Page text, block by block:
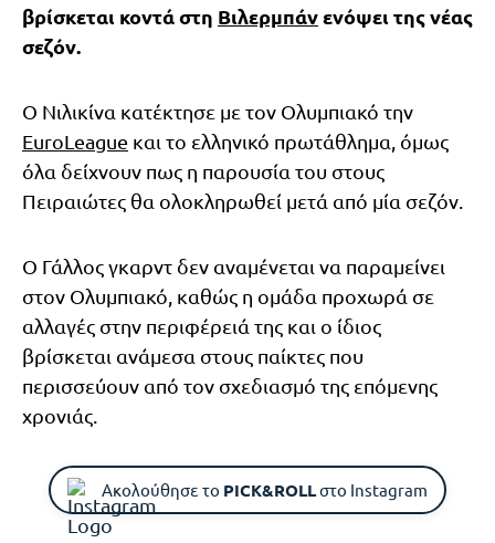
βρίσκεται κοντά στη Βιλερμπάνενόψει της νέας
σεζόν.
Ο Νιλικίνα κατέκτησε με τον Ολυμπιακό την
EuroLeague και το ελληνικό πρωτάθλημα, όμως
όλα δείχνουν πως η παρουσία του στους
Πειραιώτες θα ολοκληρωθεί μετά από μία σεζόν.
Ο Γάλλος γκαρντ δεν αναμένεται να παραμείνει
στον Ολυμπιακό, καθώς η ομάδα προχωρά σε
αλλαγές στην περιφέρειά της και ο ίδιος
βρίσκεται ανάμεσα στους παίκτες που
περισσεύουν από τον σχεδιασμό της επόμενης
χρονιάς.
Ακολούθησε το PICK&ROLLστο Instagram